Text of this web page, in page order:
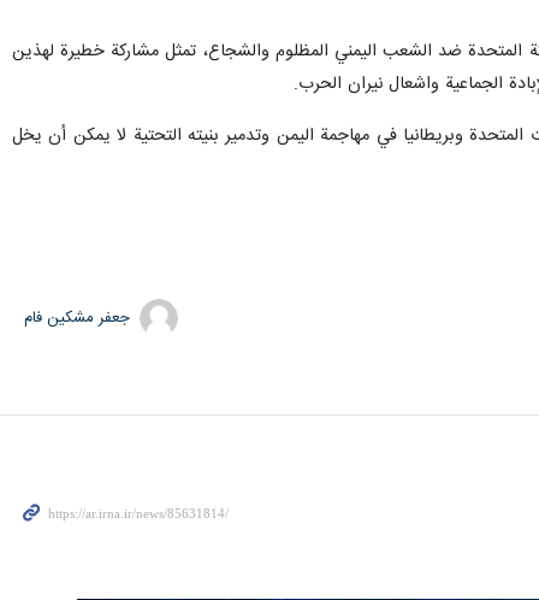
المتحدة ضد الشعب اليمني المظلوم والشجاع، تمثل مشاركة خطيرة لهذين
الجماعية واشعال نيران الحرب.
وبريطانيا في مهاجمة اليمن وتدمير بنيته التحتية لا يمكن أن يخل
جعفر مشکین فام